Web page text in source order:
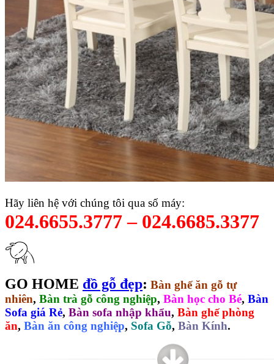
Hãy liên hệ với chúng tôi qua số máy:
024.6655.3777 – 024.6685.3377
GO HOME đồ gỗ đẹp: Bàn ghế ăn gỗ tự
nhiên, Bàn trà gỗ công nghiệp, Bàn học cho Bé, Bàn
Sofa giá Rẻ, Bàn sofa nhập khẩu, Bàn ghế phòng
ăn, Bàn ăn công nghiệp, Sofa Gỗ, Bàn Kính.